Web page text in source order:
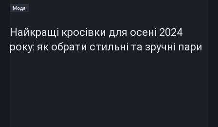
Мода
Найкращі кросівки для осені 2024
року: як обрати стильні та зручні пари